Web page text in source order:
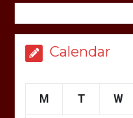
Calendar
M T W